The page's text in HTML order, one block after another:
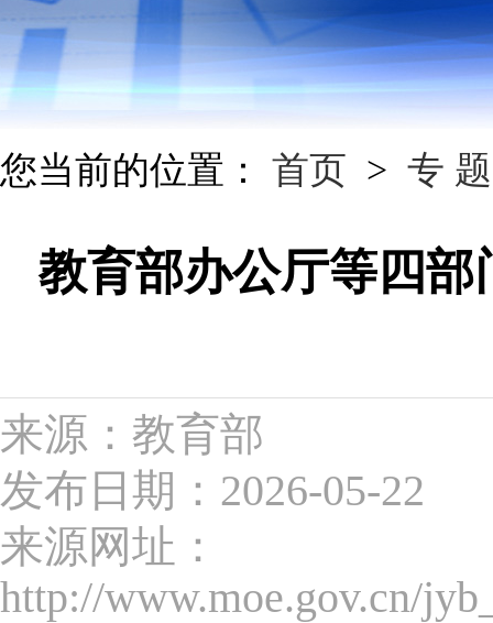
您当前的位置： 首页 > 专 题
教育部办公厅等四
来源：教育部
发布日期：2026-05-22
来源网址：
http://www.moe.gov.cn/